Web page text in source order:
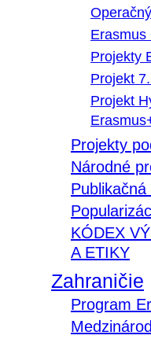
Erasmus
Projekty
Projekt
Projekt
Projekty
Národné
KÓDEX
A ETIKY
Zahraničie
Program